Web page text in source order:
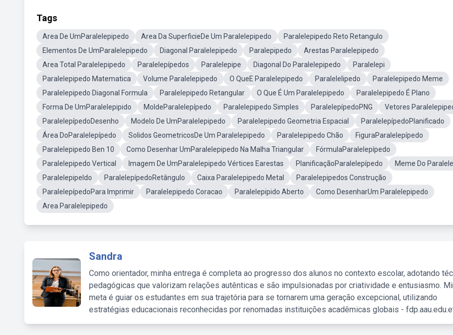
Tags
Area De UmParalelepipedo Area Da SuperficieDe Um Paralelepipedo
Paralelepipedo Reto Retangulo
Elementos De UmParalelepipedo
Diagonal Paralelepipedo Paralepipedo
Arestas Paralelepipedo
Area Total Paralelepipedo
Paralelepípedos Paralelepipe Diagonal Do Paralelepipedo
Paralelepi
Paralelepipedo Matematica
Volume Paralelepipedo O QueE Paralelepipedo Paralelelipedo
Paralelepipedo Meme
Paralelepipedo Diagonal Formula
Paralelepipedo Retangular O Que É Um Paralelepipedo
Paralelepipedo É Plano
Forma De UmParalelepipido
MoldeParalelepípedo Paralelepipedo Simples ParalelepípedoPNG
Vetores
ParalelepípedoDesenho
Modelo De UmParalelepipedo Paralelepipedo Geometria Espacial
ParalelepípedoPlanificado
Área DoParalelepípedo
Solidos GeometricosDe Um Paralelepipedo Paralelepipedo Chão
FiguraParalelepípedo
Paralelepipedo Ben 10
Como Desenhar UmParalelepipedo Na Malha Triangular
FórmulaParalelepípedo
Paralelepipedo Vertical
Imagem De UmParalelepipedo Vértices Earestas PlanificaçãoParalelepípedo
Meme Do
Paralelepipeldo
ParalelepípedoRetângulo Caixa Paralelepipedo Metal
Paralelepipedos Construção
ParalelepípedoPara Imprimir
Paralelepipedo Coracao Paralelepipido Aberto
Como DesenharUm Paralelepipedo
Area Paralelepipedo
Sandra
Como orientador, minha entrega é completa ao progresso dos alunos no contexto escolar, adotando
pedagógicas que valorizam relações autênticas e são impulsionadas por criatividade e entusiasmo.
meta é guiar os estudantes em sua trajetória para se tornarem uma geração excepcional, utilizando
estratégias educacionais reconhecidas por renomadas instituições acadêmicas globais -